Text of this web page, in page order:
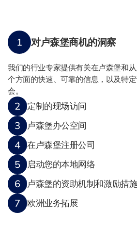
1 对卢森堡商机的洞察
我们的行业专家提供有关在卢森堡和
个方面的快速、可靠的信息，以及特
会。
2 定制的现场访问
3 卢森堡办公空间
4 在卢森堡注册公司
5 启动您的本地网络
6 卢森堡的资助机制和激励措
7 欧洲业务拓展